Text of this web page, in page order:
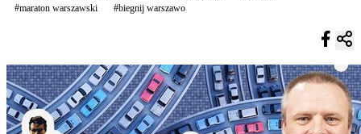
#maraton warszawski
#biegnij warszawo